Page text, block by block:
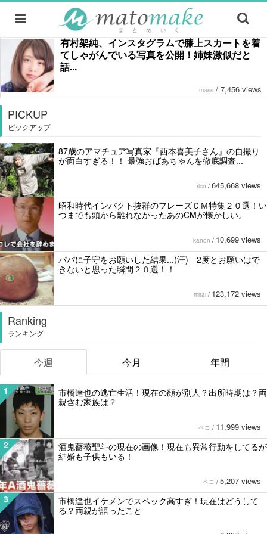
有村架純、インスタグラムで膝上スカートを着
てしゃがんでいる写真を公開！姉妹激似だと
話...
mass / 7,456 views
PICKUP
ピックアップ
87歳のアマチュア写真家『西本喜美子さん』の自撮り
が面白すぎる！！ 最強おばあちゃんを徹底調査...
rico / 645,668 views
昭和時代インパクト抜群のフレーズＣＭ特集２０選！い
つまでも頭から離れなかったあのCMが懐かしい。
kanon / 10,699 views
パパに子守をお願いした結果...(汗) 2度とお願いはで
きないと思った瞬間２０選！！
mirai / 123,172 views
Ranking
ランキング
今週 今月 年間
1
市橋達也の逃亡生活！現在の顔が別人？出所時期は？両
親含む家族は？
ペコ / 11,999 views
2
酒鬼薔薇聖斗の現在の画像！現在も異常行動をしてるが
結婚も子供もいる！
ペコ / 5,207 views
3
市橋達也イケメンでスペック高すぎ！現在はどうして
る？両親が語ったこと